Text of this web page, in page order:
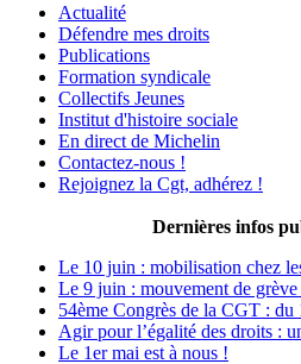
Actualité
Défendre mes droits
Publications
Formation syndicale
Collectifs Jeunes
Institut d'histoire sociale
En direct de Michelin
Contactez-nous !
Rejoignez la Cgt, adhérez !
Dernières infos
Le 10 juin : mobilisation chez
Le 9 juin : mouvement de
54ème Congrès de la CGT :
Agir pour l’égalité des droits :
Le 1er mai est à nous !